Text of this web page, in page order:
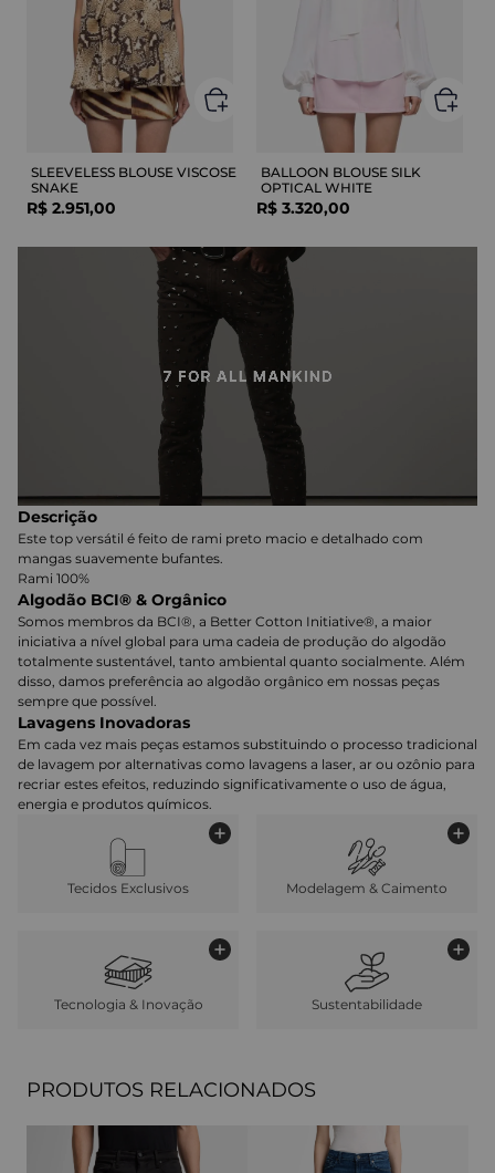
SLEEVELESS BLOUSE VISCOSE
SNAKE
R$ 2.951,00
BALLOON BLOUSE SILK
OPTICAL WHITE
R$ 3.320,00
Descrição
Este top versátil é feito de rami preto macio e detalhado com
mangas suavemente bufantes.
Rami 100%
Algodão BCI® & Orgânico
Somos membros da BCI®, a Better Cotton Initiative®, a maior
iniciativa a nível global para uma cadeia de produção do algodão
totalmente sustentável, tanto ambiental quanto socialmente. Além
disso, damos preferência ao algodão orgânico em nossas peças
sempre que possível.
Lavagens Inovadoras
Em cada vez mais peças estamos substituindo o processo tradicional
de lavagem por alternativas como lavagens a laser, ar ou ozônio para
recriar estes efeitos, reduzindo significativamente o uso de água,
energia e produtos químicos.
Tecidos Exclusivos Modelagem & Caimento
Tecnologia & Inovação Sustentabilidade
PRODUTOS RELACIONADOS